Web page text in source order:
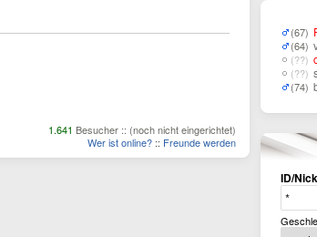
1.641 Besucher :: (noch nicht eingerichtet)
Wer ist online? :: Freunde werden
(67)
(64)
(??)
(??)
(74)
ID/Nick